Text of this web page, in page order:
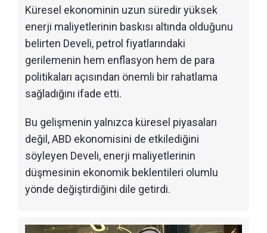
Küresel ekonominin uzun süredir yüksek
enerji maliyetlerinin baskısı altında olduğunu
belirten Develi, petrol fiyatlarındaki
gerilemenin hem enflasyon hem de para
politikaları açısından önemli bir rahatlama
sağladığını ifade etti.
Bu gelişmenin yalnızca küresel piyasaları
değil, ABD ekonomisini de etkilediğini
söyleyen Develi, enerji maliyetlerinin
düşmesinin ekonomik beklentileri olumlu
yönde değiştirdiğini dile getirdi.